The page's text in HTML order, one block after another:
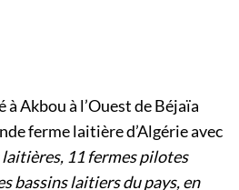
Akbou à l’Ouest de Béjaïa
ferme laitière d’Algérie avec
laitières, 11 fermes pilotes
bassins laitiers du pays, en